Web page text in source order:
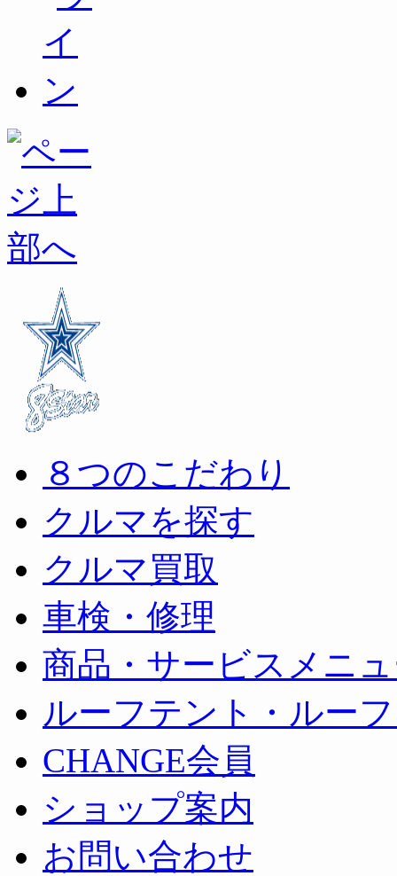
８つのこだわり
クルマを探す
クルマ買取
車検・修理
商品・サービスメニ
ルーフテント・ルー
CHANGE会員
ショップ案内
お問い合わせ